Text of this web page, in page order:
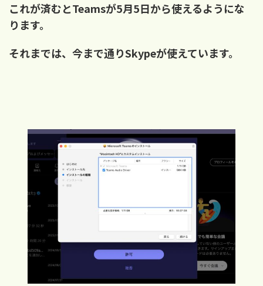
これが済むとTeamsが5月5日から使えるようにな
ります。
それまでは、今まで通りSkypeが使えています。